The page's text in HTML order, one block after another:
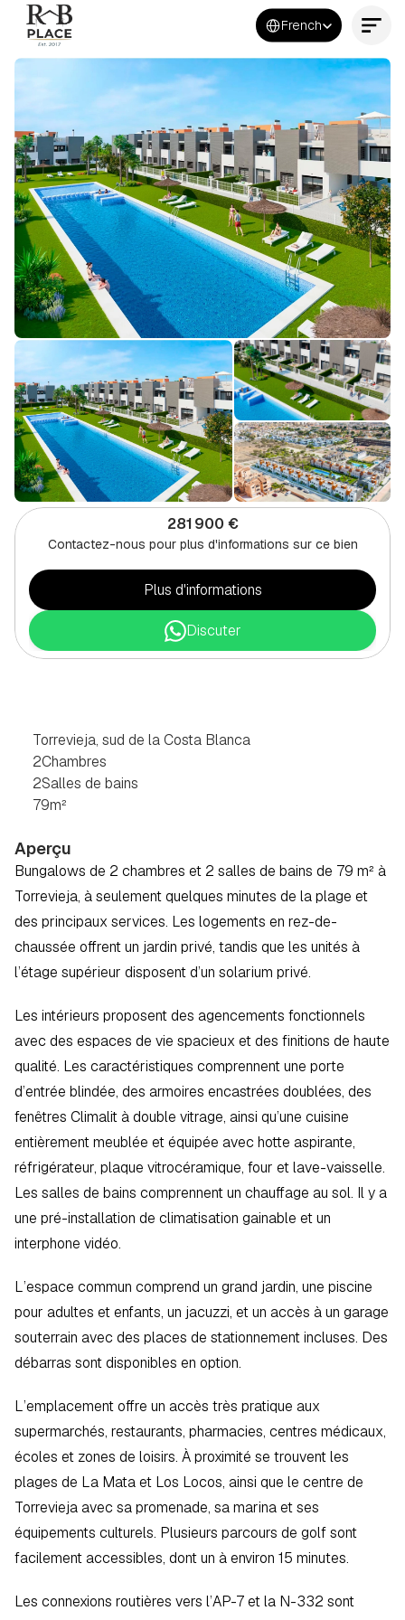
Select Language
French
Contactez-nous maintenant
281 900 €
Contactez-nous pour plus d'informations sur ce bien
Plus d'informations
Discuter
Torrevieja, sud de la Costa Blanca
2Chambres
2Salles de bains
79m²
Aperçu
Bungalows de 2 chambres et 2 salles de bains de 79 m² à
Torrevieja, à seulement quelques minutes de la plage et
des principaux services. Les logements en rez-de-
chaussée offrent un jardin privé, tandis que les unités à
l’étage supérieur disposent d’un solarium privé.
Les intérieurs proposent des agencements fonctionnels
avec des espaces de vie spacieux et des finitions de haute
qualité. Les caractéristiques comprennent une porte
d’entrée blindée, des armoires encastrées doublées, des
fenêtres Climalit à double vitrage, ainsi qu’une cuisine
entièrement meublée et équipée avec hotte aspirante,
réfrigérateur, plaque vitrocéramique, four et lave-vaisselle.
Les salles de bains comprennent un chauffage au sol. Il y a
une pré-installation de climatisation gainable et un
interphone vidéo.
L’espace commun comprend un grand jardin, une piscine
pour adultes et enfants, un jacuzzi, et un accès à un garage
souterrain avec des places de stationnement incluses. Des
débarras sont disponibles en option.
L’emplacement offre un accès très pratique aux
supermarchés, restaurants, pharmacies, centres médicaux,
écoles et zones de loisirs. À proximité se trouvent les
plages de La Mata et Los Locos, ainsi que le centre de
Torrevieja avec sa promenade, sa marina et ses
équipements culturels. Plusieurs parcours de golf sont
facilement accessibles, dont un à environ 15 minutes.
Les connexions routières vers l’AP-7 et la N-332 sont